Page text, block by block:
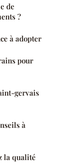
de
?
à adopter
pour
gervais
à
la qualité